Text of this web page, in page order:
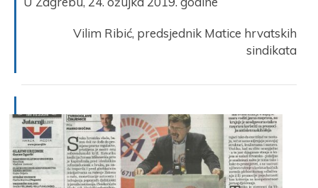
Vilim Ribić, predsjednik Matice hrvatskih
sindikata